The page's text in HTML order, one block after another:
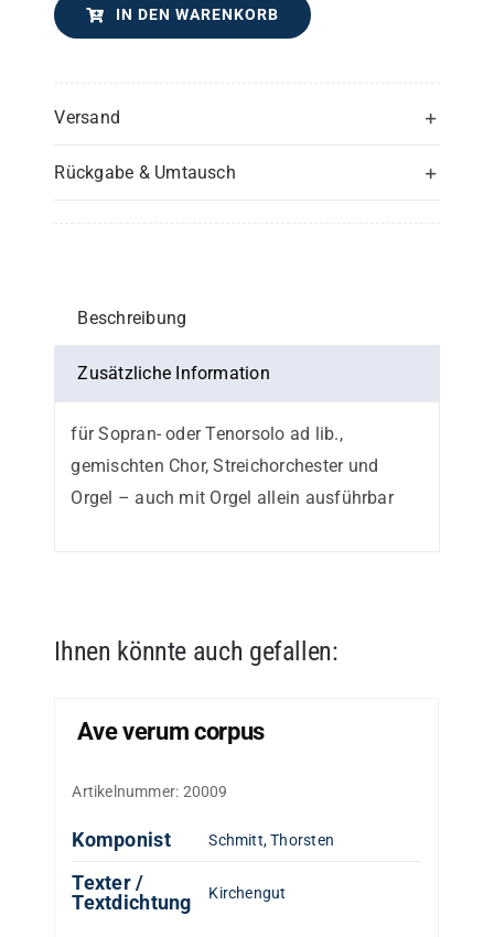
IN DEN WARENKORB
Versand
Rückgabe & Umtausch
Beschreibung
Zusätzliche Information
für Sopran- oder Tenorsolo ad lib.,
gemischten Chor, Streichorchester und
Orgel – auch mit Orgel allein ausführbar
Ihnen könnte auch gefallen:
Ave verum corpus
Artikelnummer: 20009
Komponist Schmitt, Thorsten
Texter /
Textdichtung
Kirchengut